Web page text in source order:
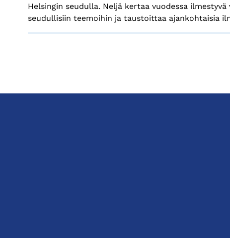
Helsingin seudulla. Neljä kertaa vuodessa
seudullisiin teemoihin ja taustoittaa ajankohtaisia